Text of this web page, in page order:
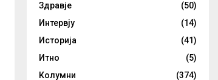
Здравје
(50)
Интервју
(14)
Историја
(41)
Итно
(5)
Колумни
(374)